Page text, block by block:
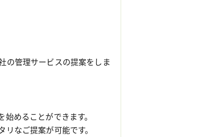
の管理サービスの提案をしま
めることができます。
なご提案が可能です。